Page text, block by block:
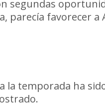
segundas
parecía favorecer a
la temporada ha